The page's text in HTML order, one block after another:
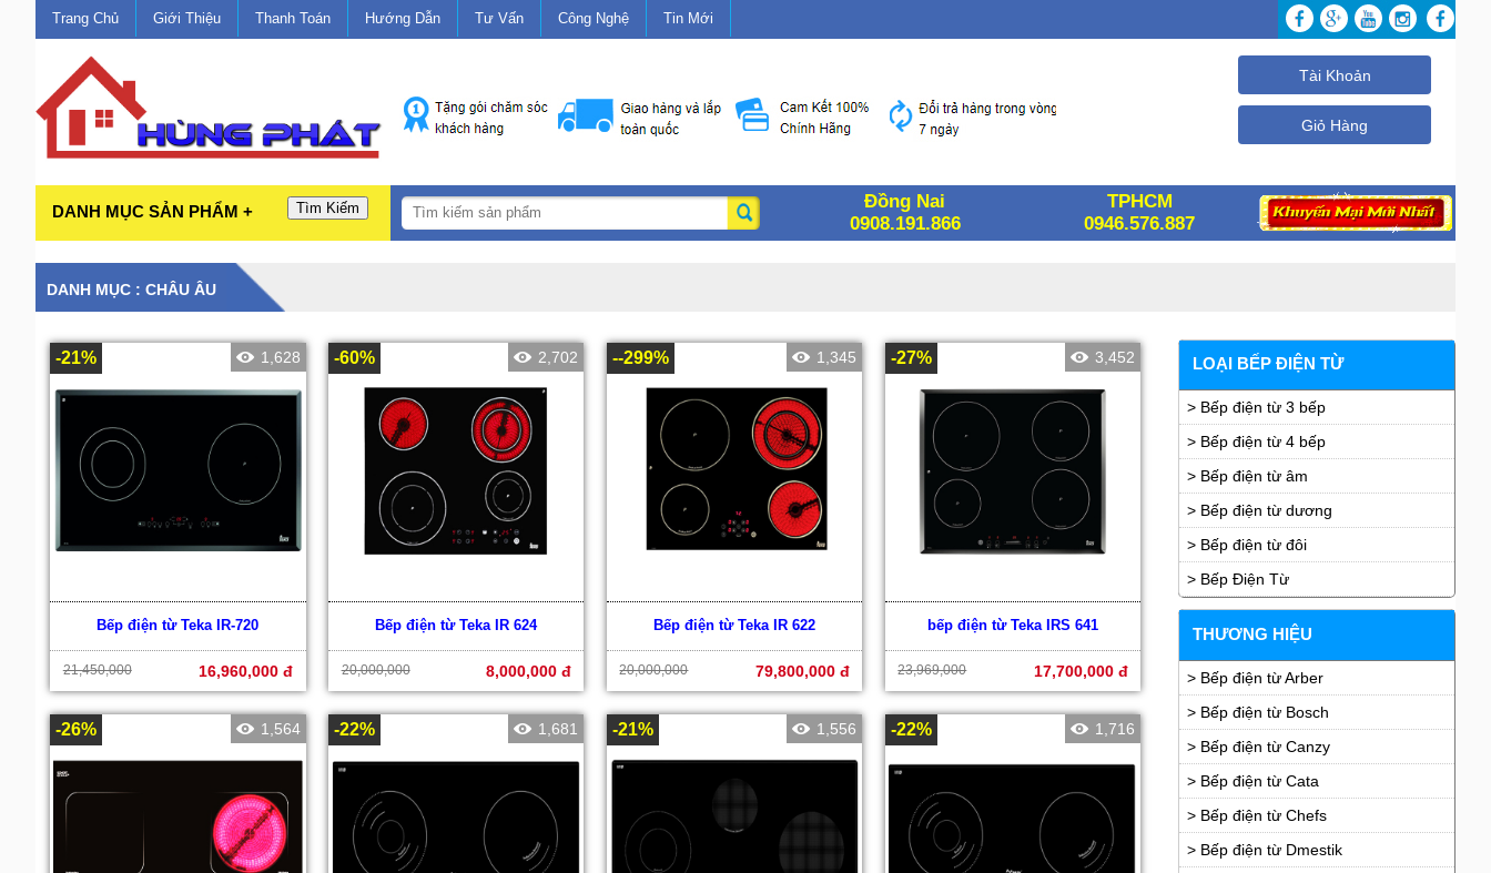
Trang Chủ Giới Thiệu Thanh Toán Hướng Dẫn Tư Vấn Công Nghệ Tin Mới
Tài Khoản
Giỏ Hàng
DANH MỤC SẢN PHẨM + Tìm Kiếm
Đồng Nai
0908.191.866
TPHCM
0946.576.887
DANH MỤC : CHÂU ÂU
-21% 1,628
Bếp điện từ Teka IR-720
21,450,000 16,960,000 đ
-60% 2,702
Bếp điện từ Teka IR 624
20,000,000 8,000,000 đ
--299% 1,345
Bếp điện từ Teka IR 622
20,000,000 79,800,000 đ
-27% 3,452
bếp điện từ Teka IRS 641
23,969,000 17,700,000 đ
-26% 1,564 -22% 1,681 -21% 1,556 -22% 1,716
LOẠI BẾP ĐIỆN TỪ
> Bếp điện từ 3 bếp
> Bếp điện từ 4 bếp
> Bếp điện từ âm
> Bếp điện từ dương
> Bếp điện từ đôi
> Bếp Điện Từ
THƯƠNG HIỆU
> Bếp điện từ Arber
> Bếp điện từ Bosch
> Bếp điện từ Canzy
> Bếp điện từ Cata
> Bếp điện từ Chefs
> Bếp điện từ Dmestik